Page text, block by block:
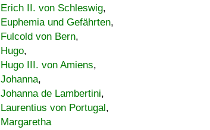
Erich II. von Schleswig,
Euphemia und Gefährten,
Fulcold von Bern,
Hugo,
Hugo III. von Amiens,
Johanna,
Johanna de Lambertini,
Laurentius von Portugal,
Margaretha